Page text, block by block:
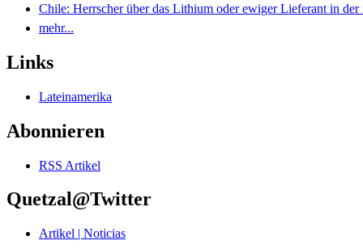
Chile: Herrscher über das Lithium oder ewiger Lieferant in
mehr...
Links
Lateinamerika
Abonnieren
RSS Artikel
Quetzal@Twitter
Artikel | Noticias